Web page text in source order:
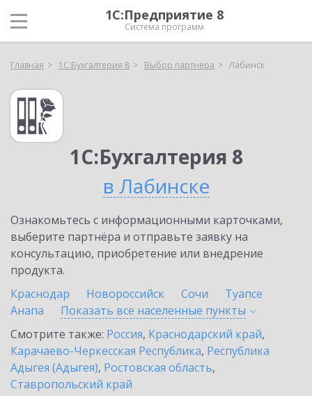
1С:Предприятие 8
Система программ
Главная 1С:Бухгалтерия 8 Выбор партнёра Лабинск
1С:Бухгалтерия 8
в Лабинске
Ознакомьтесь с информационными карточками,
выберите партнёра и отправьте заявку на
консультацию, приобретение или внедрение
продукта.
Краснодар
Новороссийск Сочи
Туапсе
Анапа
Показать все населенные пункты
Смотрите также: Россия, Краснодарский край,
Карачаево-Черкесская Республика, Республика
Адыгея (Адыгея), Ростовская область,
Ставропольский край